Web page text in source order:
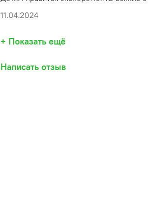
11.04.2024
+ Показать ещё
Написать отзыв